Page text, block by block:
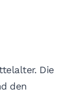
Die
den